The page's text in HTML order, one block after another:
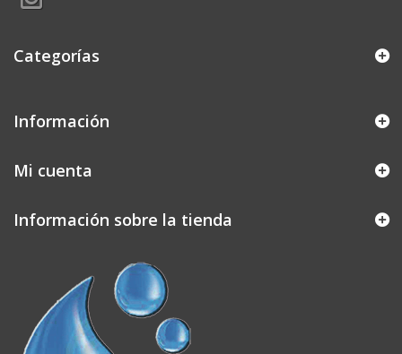
Categorías
Información
Mi cuenta
Información sobre la tienda